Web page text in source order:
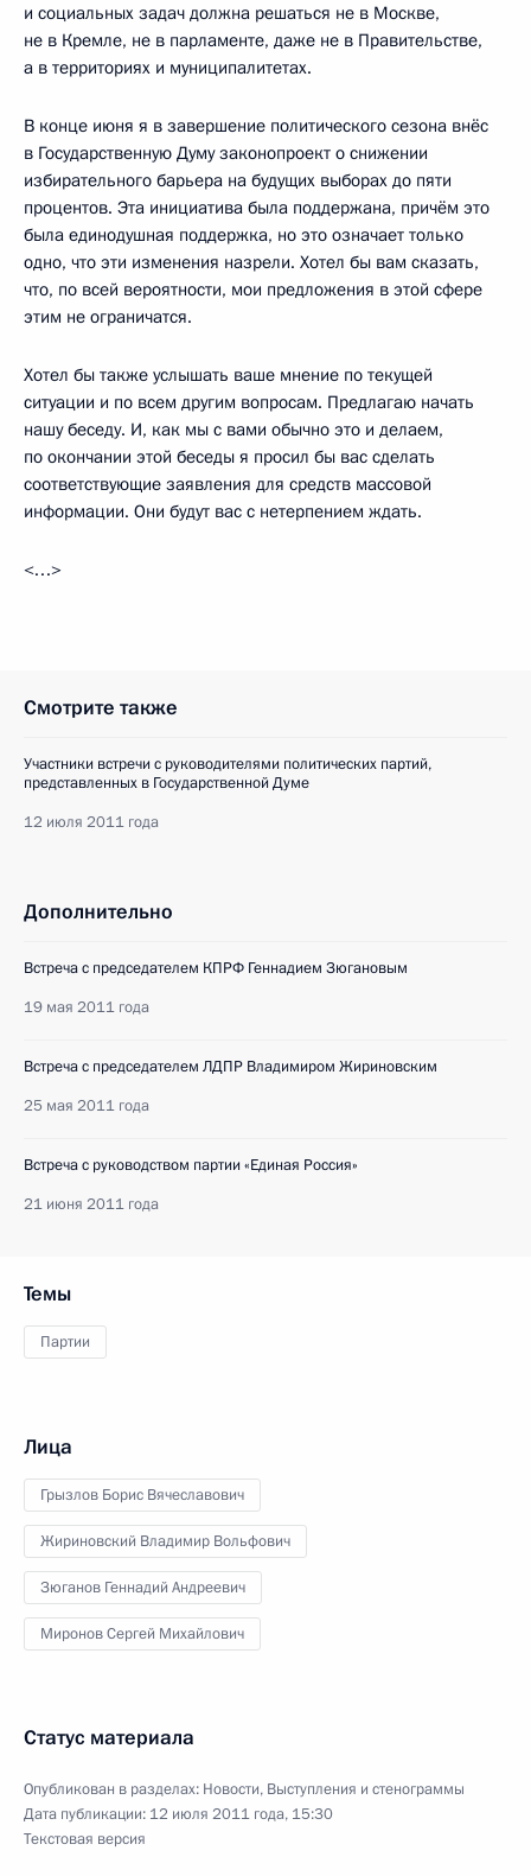
и социальных задач должна решаться не в Москве,
не в Кремле, не в парламенте, даже не в Правительстве,
а в территориях и муниципалитетах.
В конце июня я в завершение политического сезона внёс
в Государственную Думу законопроект о снижении
избирательного барьера на будущих выборах до пяти
процентов. Эта инициатива была поддержана, причём это
была единодушная поддержка, но это означает только
одно, что эти изменения назрели. Хотел бы вам сказать,
что, по всей вероятности, мои предложения в этой сфере
этим не ограничатся.
Хотел бы также услышать ваше мнение по текущей
ситуации и по всем другим вопросам. Предлагаю начать
нашу беседу. И, как мы с вами обычно это и делаем,
по окончании этой беседы я просил бы вас сделать
соответствующие заявления для средств массовой
информации. Они будут вас с нетерпением ждать.
<…>
Смотрите также
Участники встречи с руководителями политических партий,
представленных в Государственной Думе
12 июля 2011 года
Дополнительно
Встреча с председателем КПРФ Геннадием Зюгановым
19 мая 2011 года
Встреча с председателем ЛДПР Владимиром Жириновским
25 мая 2011 года
Встреча с руководством партии «Единая Россия»
21 июня 2011 года
Темы
Партии
Лица
Грызлов Борис Вячеславович
Жириновский Владимир Вольфович
Зюганов Геннадий Андреевич
Миронов Сергей Михайлович
Статус материала
Опубликован в разделах: Новости, Выступления и стенограммы
Дата публикации: 12 июля 2011 года, 15:30
Текстовая версия